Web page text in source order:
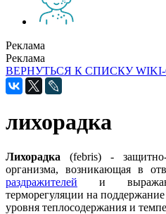
Реклама
Реклама
ВЕРНУТЬСЯ К СПИСКУ
лихорадка
Лихорадка (febris) - защитно-
организма, возникающая в
раздражителей и
терморегуляции на
уровня теплосодержания и